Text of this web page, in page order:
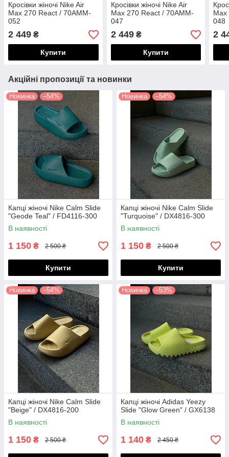
Кросівки жіночі Nike Air
Max 270 React / 70AMM-
052
2 449 ₴
Купити
Кросівки жіночі Nike Air
Max 270 React / 70AMM-
047
2 449₴
Купити
Max
048
2
Акційні пропозиції та новинки
Новинка –54%
Капці жіночі Nike Calm Slide
"Geode Teal" / FD4116-300
В наявності
1 150 ₴ 2 500 ₴
Купити
Новинка –54%
Капці жіночі Nike Calm Slide
"Turquoise" / DX4816-300
В наявності
1 150 ₴ 2 500 ₴
Купити
Новинка –54%
Капці жіночі Nike Calm Slide
"Beige" / DX4816-200
В наявності
1 150 ₴ 2 500 ₴
Новинка –53%
Капці жіночі Adidas Yeezy
Slide "Glow Green" / GX6138
В наявності
1 140 ₴ 2 450 ₴